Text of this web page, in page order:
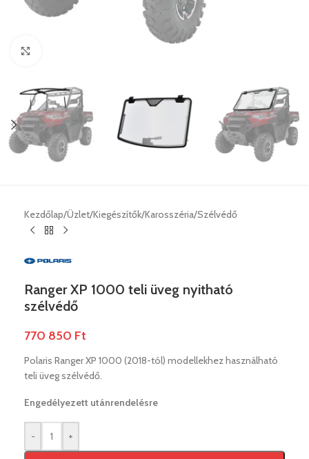
Kezdőlap/Üzlet/Kiegészítők/Karosszéria/Szélvédő
Ranger XP 1000 teli üveg nyitható
szélvédő
770 850 Ft
Polaris Ranger XP 1000 (2018-tól) modellekhez használható
teli üveg szélvédő.
Engedélyezett utánrendelésre
- +